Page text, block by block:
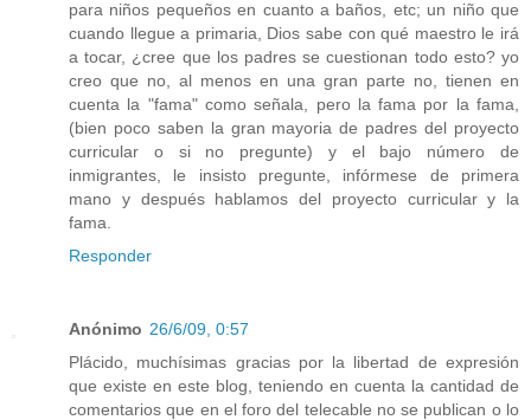
para niños pequeños en cuanto a baños, etc; un niño que
cuando llegue a primaria, Dios sabe con qué maestro le irá
a tocar, ¿cree que los padres se cuestionan todo esto? yo
creo que no, al menos en una gran parte no, tienen en
cuenta la "fama" como señala, pero la fama por la fama,
(bien poco saben la gran mayoria de padres del proyecto
curricular o si no pregunte) y el bajo número de
inmigrantes, le insisto pregunte, infórmese de primera
mano y después hablamos del proyecto curricular y la
fama.
Responder
Anónimo 26/6/09, 0:57
Plácido, muchísimas gracias por la libertad de expresión
que existe en este blog, teniendo en cuenta la cantidad de
comentarios que en el foro del telecable no se publican o lo